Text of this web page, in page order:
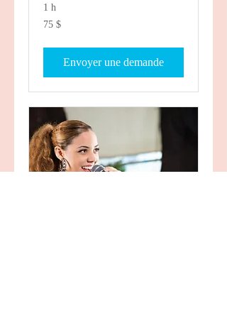
1 h
75 dollars
canadiens
75 $
Envoyer une demande